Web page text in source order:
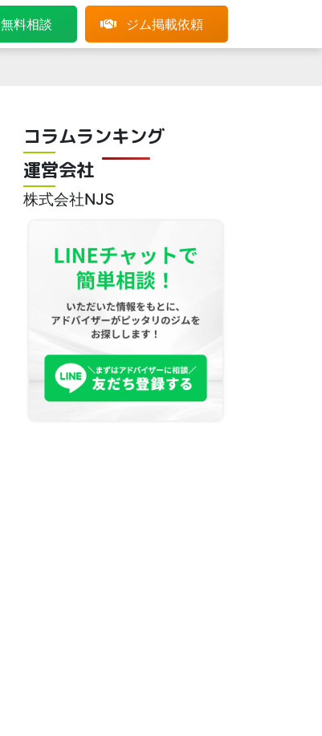
無料相談 ジム掲載依頼
コラムランキング
運営会社
株式会社NJS